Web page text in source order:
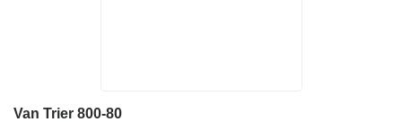
Van Trier 800-80